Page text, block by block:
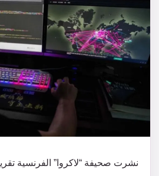
‌نشرت صحيفة “لاكروا” الفرنسية